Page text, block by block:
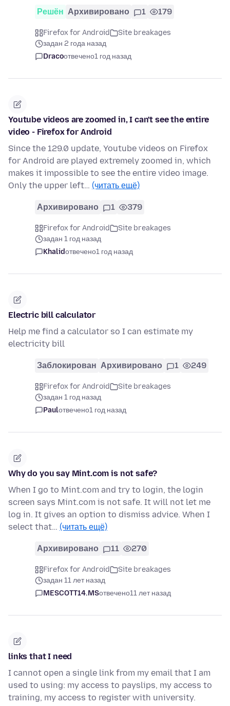
Решён Архивировано 1 179
Firefox for Android
Site breakages
задан 2 года назад
Dracoотвечено1 год назад
Youtube videos are zoomed in, I can't see the entire
video - Firefox for Android
Since the 129.0 update, Youtube videos on Firefox
for Android are played extremely zoomed in, which
makes it impossible to see the entire video image.
Only the upper left… (читать ещё)
Архивировано 1 379
Firefox for Android
Site breakages
задан 1 год назад
Khalidотвечено1 год назад
Electric bill calculator
Help me find a calculator so I can estimate my
electricity bill
Заблокирован Архивировано 1 249
Firefox for Android
Site breakages
задан 1 год назад
Paulотвечено1 год назад
Why do you say Mint.com is not safe?
When I go to Mint.com and try to login, the login
screen says Mint.com is not safe. It will not let me
log in. It gives an option to dismiss advice. When I
select that… (читать ещё)
Архивировано 11 270
Firefox for Android
Site breakages
задан 11 лет назад
MESCOTT14.MSотвечено11 лет назад
links that I need
I cannot open a single link from my email that I am
used to using: my access to payslips, my access to
training, my access to register with university.